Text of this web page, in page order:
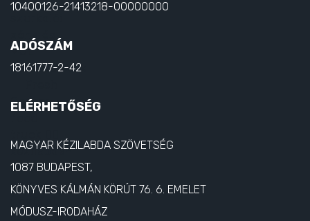
10400126-21413218-00000000
ADÓSZÁM
18161777-2-42
ELÉRHETŐSÉG
MAGYAR KÉZILABDA SZÖVETSÉG
1087 BUDAPEST,
KÖNYVES KÁLMÁN KÖRÚT 76. 6. EMELET
MÓDUSZ-IRODAHÁZ